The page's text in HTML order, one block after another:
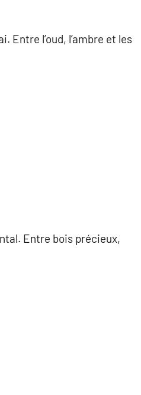
l’oud, l’ambre et les
Entre bois précieux,